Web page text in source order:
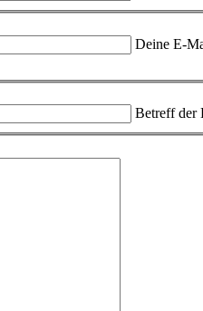
Deine E-
Betreff der